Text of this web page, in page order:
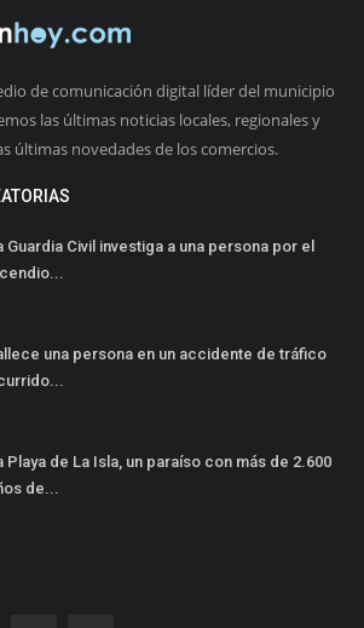
de comunicación digital líder del municipio
las últimas noticias locales, regionales y
últimas novedades de los comercios.
Guardia Civil investiga a una persona por el
una persona en un accidente de tráfico
Playa de La Isla, un paraíso con más de 2.600
de...